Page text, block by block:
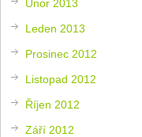
Únor 2013
Leden 2013
Prosinec 2012
Listopad 2012
Říjen 2012
Září 2012